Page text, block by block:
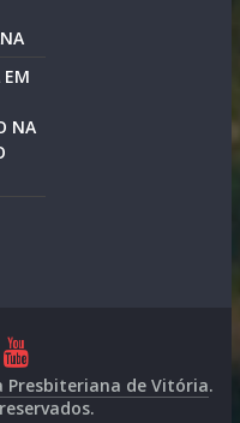
EM
NA
Presbiteriana de Vitória.